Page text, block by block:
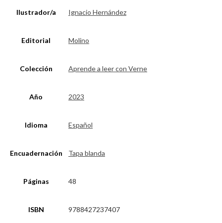
Ilustrador/a Ignacio Hernández
Editorial Molino
Colección Aprende a leer con Verne
Año 2023
Idioma Español
Encuadernación Tapa blanda
Páginas 48
ISBN 9788427237407